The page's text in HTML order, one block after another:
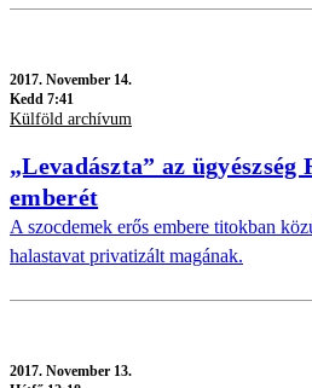
2017. November 14.
Kedd 7:41
Külföld archívum
„Levadászta” az ügyészség
emberét
A szocdemek erős embere titokban
halastavat privatizált magának.
2017. November 13.